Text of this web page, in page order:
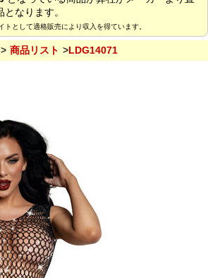
なります。
として適格販売により収入を得ています。
商品リスト LDG14071